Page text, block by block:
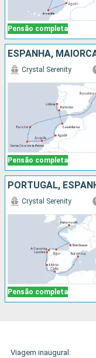
Pensão completa
Pensão completa
Crystal Serenity
Pensão completa
Crystal Serenity
Viagem inaugural: